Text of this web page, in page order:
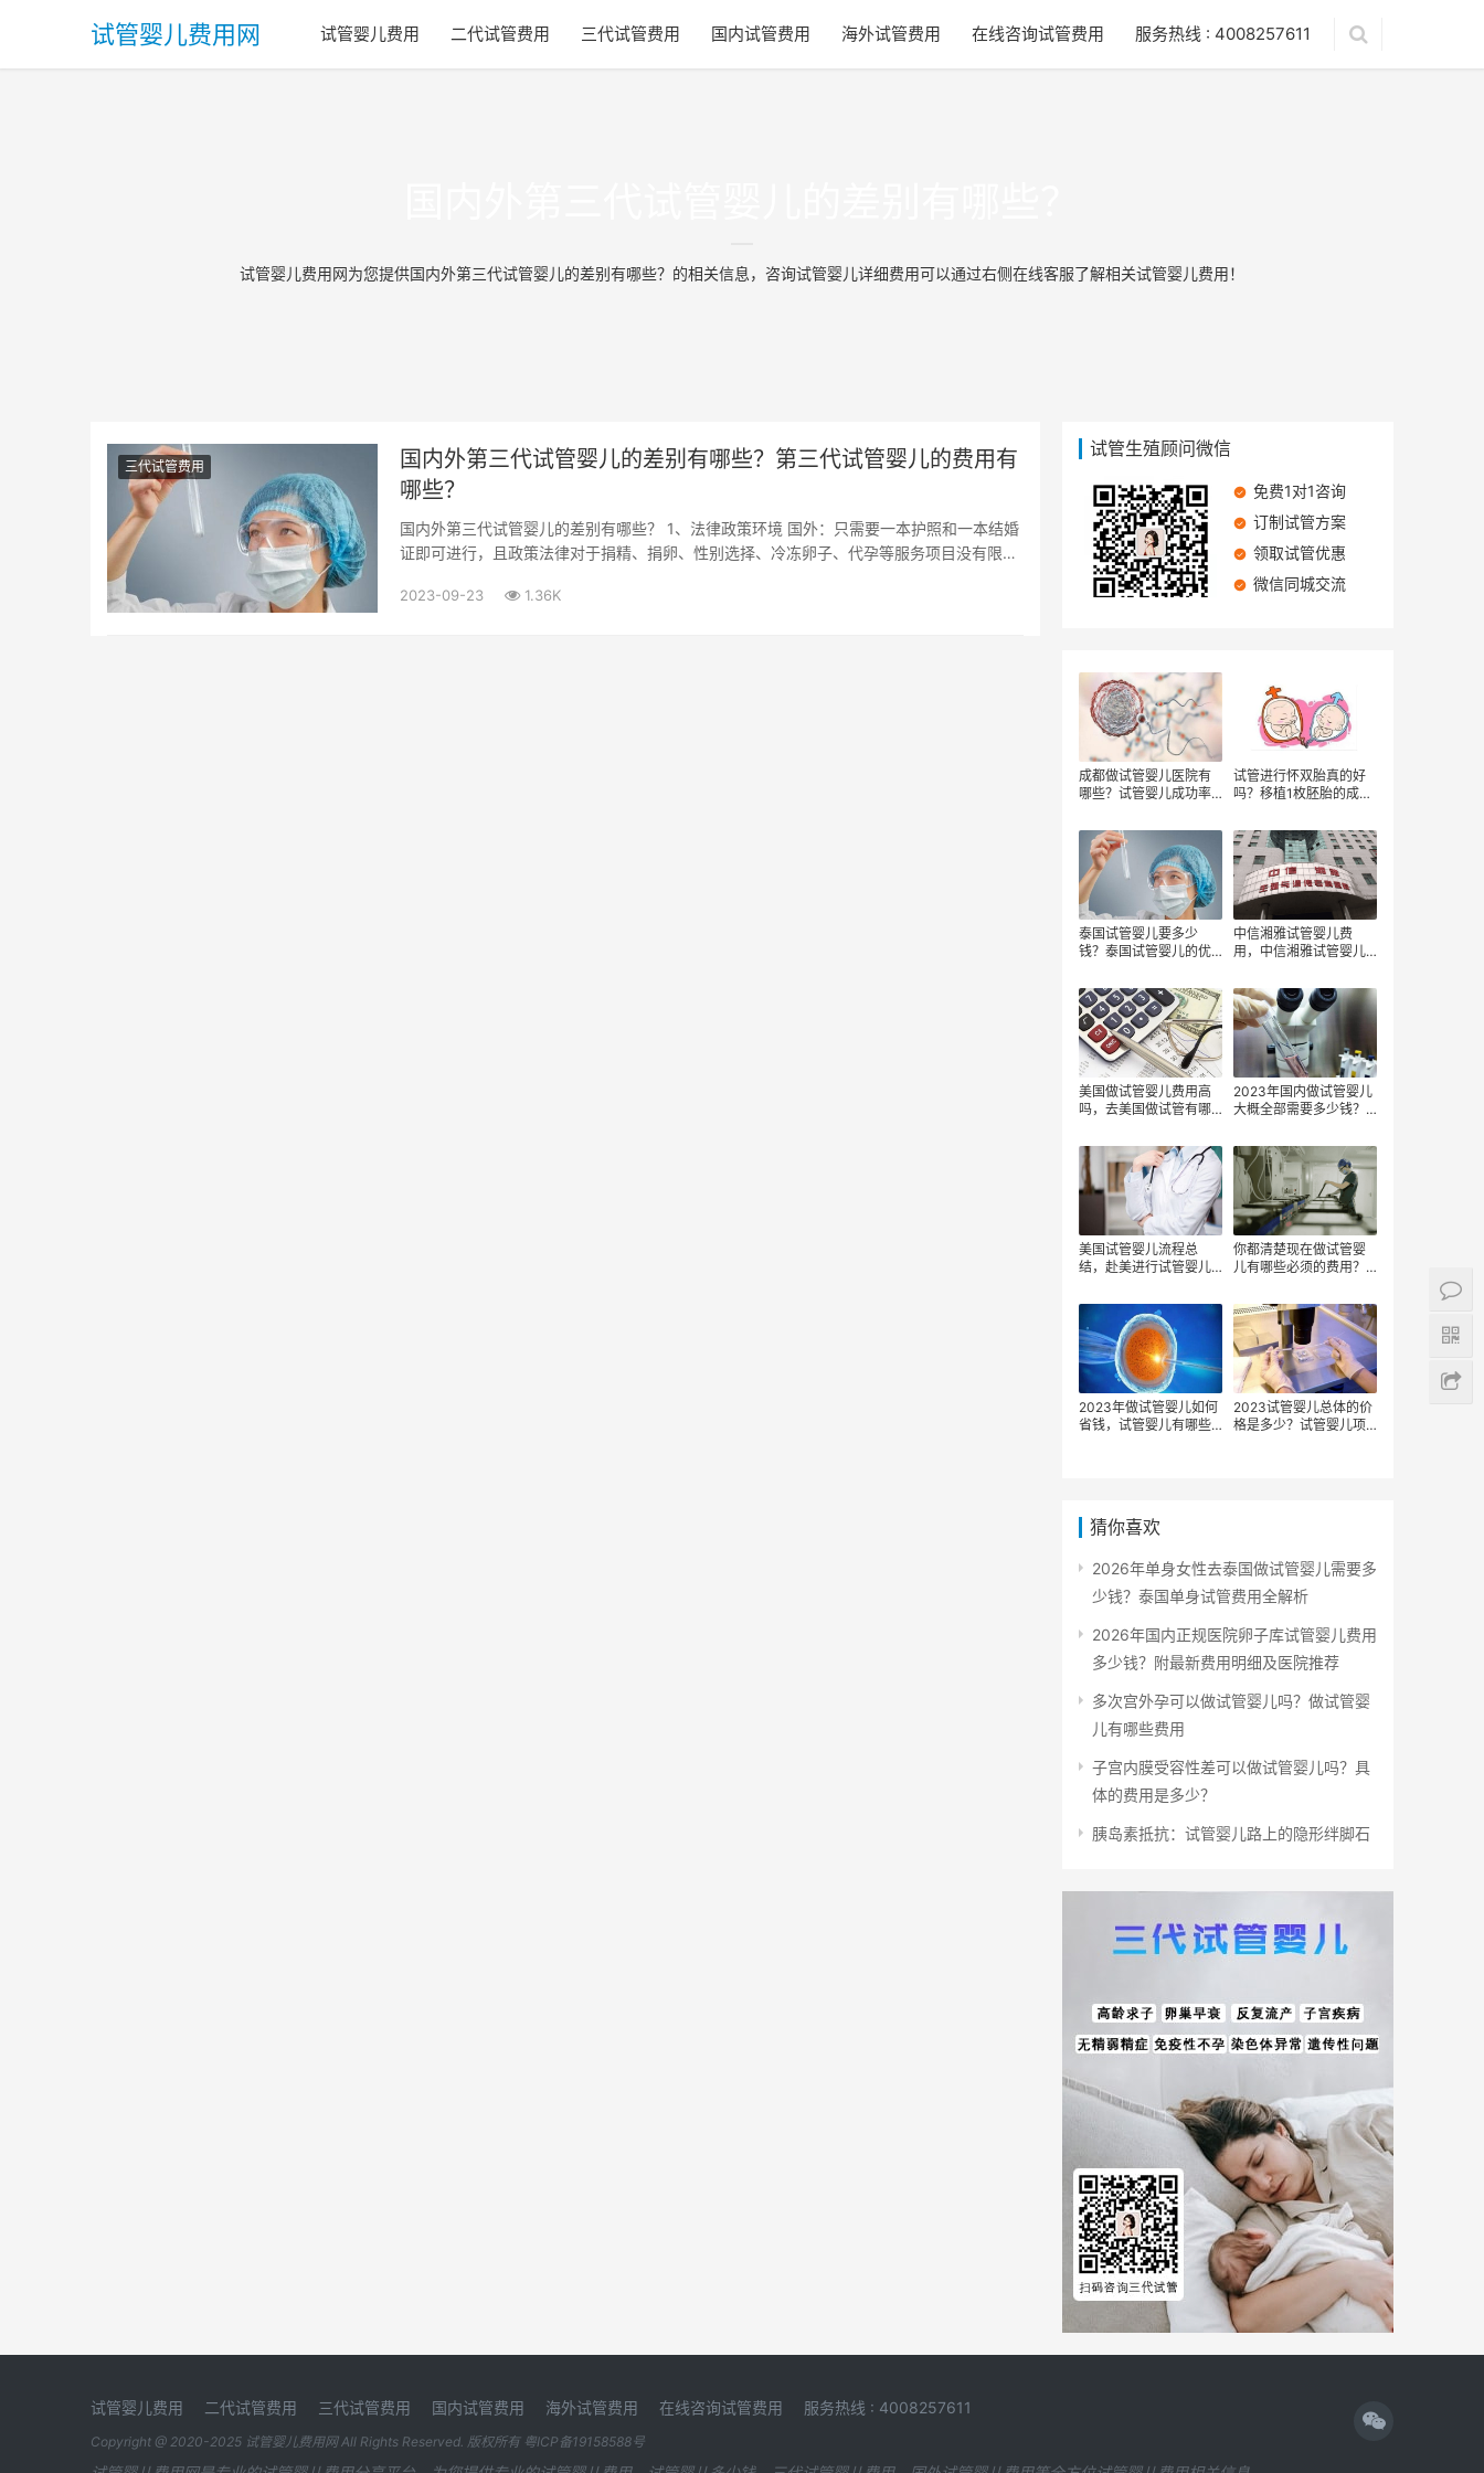
试管婴儿费用网 试管婴儿费用 二代试管费用 三代试管费用 国内试管费用 海外试管费用 在线咨询试管费用 服务热线 : 4008257611
试管婴儿费用网为您提供国内外第三代试管婴儿的差别有哪些？的相关信息，咨询试管婴儿详细费用可以通过右侧在线客服了解相关试管婴儿费用！
三代试管费用
国内外第三代试管婴儿的差别有哪些？第三代试管婴儿的费用有
哪些？
国内外第三代试管婴儿的差别有哪些？ 1、法律政策环境 国外：只需要一本护照和一本结婚
证即可进行，且政策法律对于捐精、捐卵、性别选择、冷冻卵子、代孕等服务项目没有限制
2023-09-23 1.36K
试管生殖顾问微信
免费1对1咨询
订制试管方案
领取试管优惠
微信同城交流
成都做试管婴儿医院有
哪些？试管婴儿成功率
费用一般包括三大部
分？
试管进行怀双胎真的好
吗？移植1枚胚胎的成功
双胎的价格是多少？
泰国试管婴儿要多少
钱？泰国试管婴儿的优
清单！
中信湘雅试管婴儿费
用，中信湘雅试管婴儿
试管婴儿要先交多少钱
美国做试管婴儿费用高
吗，去美国做试管有哪
婴儿会产生哪些费用
2023年国内做试管婴儿
大概全部需要多少钱？
需要多少钱？怎样做试
管才能更省时间更省
钱？
美国试管婴儿流程总
结，赴美进行试管婴儿
你都清楚现在做试管婴
儿有哪些必须的费用？
2023年做试管婴儿如何
省钱，试管婴儿有哪些
2023试管婴儿总体的价
格是多少？试管婴儿项
猜你喜欢
2026年单身女性去泰国做试管婴儿需要多
少钱？泰国单身试管费用全解析
2026年国内正规医院卵子库试管婴儿费用
多少钱？附最新费用明细及医院推荐
多次宫外孕可以做试管婴儿吗？做试管婴
儿有哪些费用
子宫内膜受容性差可以做试管婴儿吗？具
体的费用是多少？
胰岛素抵抗：试管婴儿路上的隐形绊脚石
试管婴儿费用 二代试管费用 三代试管费用 国内试管费用 海外试管费用 在线咨询试管费用 服务热线 : 4008257611
Copyright @ 2020-2025 试管婴儿费用网All Rights Reserved. 版权所有 粤ICP备19158588号